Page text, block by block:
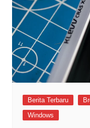
Berita Terbaru
Windows